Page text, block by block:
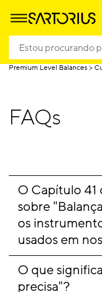
Homepage Produtos
Premium Level Balances
FAQs
O Capítulo 41
sobre
os
usados em
O que
precisa"?